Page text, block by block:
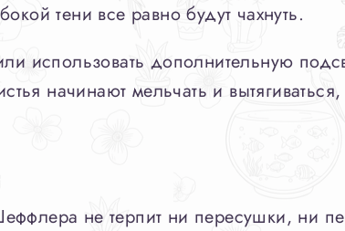
тени все равно будут чахнуть.
использовать дополнительную
начинают мельчать и вытягиваться,
не терпит ни пересушки, ни